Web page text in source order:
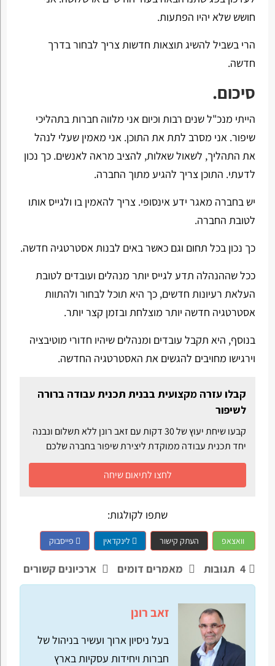
חושש שלא יהיו הפתעות.
הרי בשביל להשיג תוצאות חדשות צריך לבחור בדרך
חדשה.
סיכום.
הייתי מנכ"ל שנים רבות וכיום אני מלווה חברות בתהליכי
שיפור. אני מסרב לתת את התוכן. אני מאמין שעלי לנהל
את התהליך, לשאול שאלות, להציב מראה לאנשים. כך נכון
לדעתי. התוכן צריך להגיע מתוך החברה.
יש בחברה מאגר ידע אינסופי. צריך להאמין בו ולגייס אותו
לטובת החברה.
כך נכון בכל תחום וגם כאשר באים לבנות אסטרטגיה חדשה.
ככל שההנהלה תדע לגייס יותר מנהלים ועובדים לטובת
העלאת רעיונות חדשים, כך היא תוכל לבחור ולהתוות
אסטרטגיה חדשה יותר מוצלחת ובזמן קצר יותר.
בנוסף, היא תקבל עובדים ומנהלים שיהיו חדורי מוטיבציה
וירגישו מחויבים להגשים את האסטרטגיה החדשה.
קבלו עזרה מקצועית בבנית תכנית עבודה ברורה
לשיפור
קבעו שיחת יעוץ של 30 דקות עם זאב רונן ללא תשלום ונבנה
יחד תכנית עבודה ממוקדת ליצירת שיפור בחברה שלכם
לחצו לתיאום שיחה
שתפו לקולגות:
וואצאפ העתק קישור לינקדאין פייסבוק
4 תגובות מאמרים דומים ארכיונים קשורים
זאב רונן
בעל ניסיון ארוך ועשיר בניהול של
חברות ויחידות עסקיות בארץ